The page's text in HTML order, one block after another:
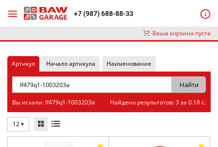
+7 (987) 688-88-33
Ваша корзина пуста
Артикул Начало артикула Наименование
Вы искали: lf479q1-1003203a Найдено результатов: 3 за 0.18 с.
12